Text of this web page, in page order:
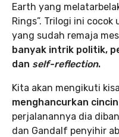
Earth yang
Rings”. Trilogi ini
yang sudah remaja
banyak intrik politik,
dan self-reflection.
Kita akan mengikuti
menghancurkan
perjalanannya dia
dan Gandalf penyihir